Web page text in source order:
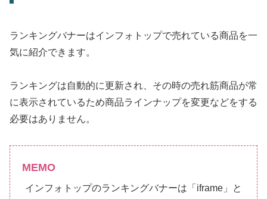
ランキングバナーはインフォトップで売れている商品を一
気に紹介できます。
ランキングは自動的に更新され、その時の売れ筋商品が常
に表示されているため商品ラインナップを変更などをする
必要はありません。
MEMO
インフォトップのランキングバナーは「iframe」と